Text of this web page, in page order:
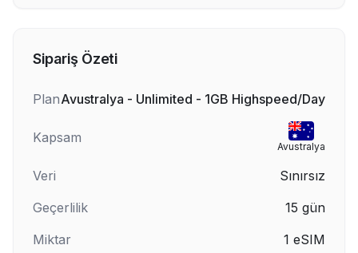
Sipariş Özeti
PlanAvustralya - Unlimited - 1GB Highspeed/Day
Kapsam
Avustralya
Veri
Sınırsız
Geçerlilik
15 gün
Miktar
1 eSIM